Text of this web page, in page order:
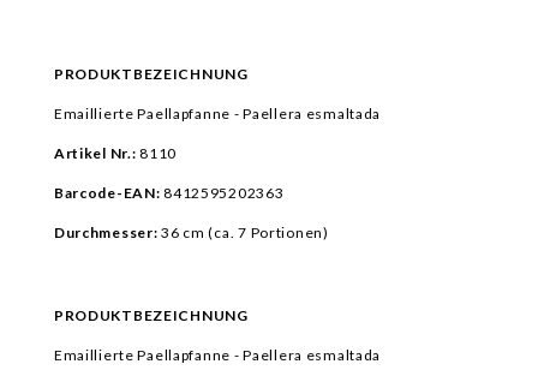
PRODUKTBEZEICHNUNG
Emaillierte Paellapfanne - Paellera esmaltada
Artikel Nr.:8110
Barcode-EAN: 8412595202363
Durchmesser: 36 cm (ca.7 Portionen)
PRODUKTBEZEICHNUNG
Emaillierte Paellapfanne - Paellera esmaltada